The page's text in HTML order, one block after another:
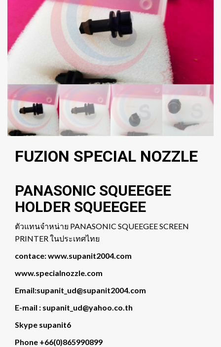
FUZION SPECIAL NOZZLE
PANASONIC SQUEEGEE
HOLDER SQUEEGEE
ตัวแทนจำหน่าย PANASONIC SQUEEGEE SCREEN
PRINTER ในประเทศไทย
contace: www.supanit2004.com
www.specialnozzle.com
Email:supanit_ud@supanit2004.com
E-mail : supanit_ud@yahoo.co.th
Skype supanit6
Phone +66(0)865990899